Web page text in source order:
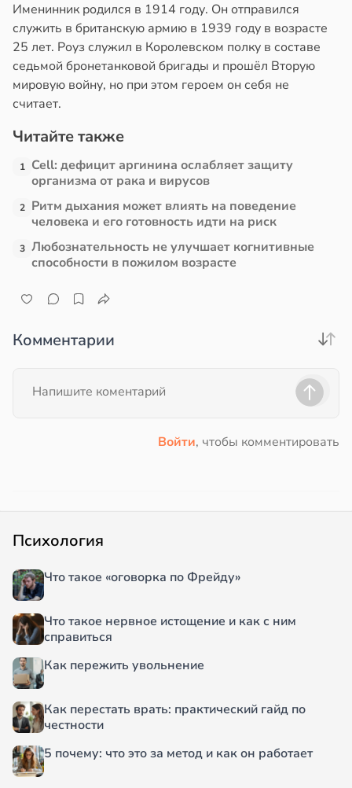
Именинник родился в 1914 году. Он отправился
служить в британскую армию в 1939 году в возрасте
25 лет. Роуз служил в Королевском полку в составе
седьмой бронетанковой бригады и прошёл Вторую
мировую войну, но при этом героем он себя не
считает.
Читайте также
1 Cell: дефицит аргинина ослабляет защиту
организма от рака и вирусов
2 Ритм дыхания может влиять на поведение
человека и его готовность идти на риск
3 Любознательность не улучшает когнитивные
способности в пожилом возрасте
Комментарии
Войти, чтобы комментировать
Психология
Что такое «оговорка по Фрейду»
Что такое нервное истощение и как с ним
справиться
Как пережить увольнение
Как перестать врать: практический гайд по
честности
5 почему: что это за метод и как он работает